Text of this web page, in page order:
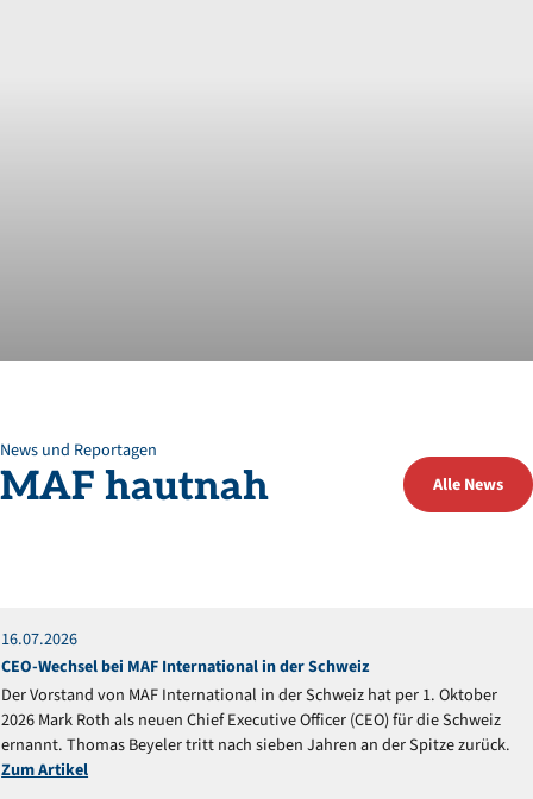
News und Reportagen
MAF hautnah Alle News
Mitteilung
16.07.2026
CEO-Wechsel bei MAF International in der Schweiz
Der Vorstand von MAF International in der Schweiz hat per 1. Oktober
2026 Mark Roth als neuen Chief Executive Officer (CEO) für die Schweiz
ernannt. Thomas Beyeler tritt nach sieben Jahren an der Spitze zurück.
Zum Artikel